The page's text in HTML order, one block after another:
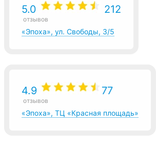
5.0 212
отзывов
«Эпоха», ул. Свободы, 3/5
4.9 77
отзывов
«Эпоха», ТЦ «Красная площадь»